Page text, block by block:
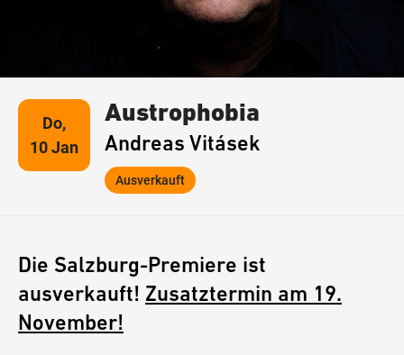
Do,
10 Jan
Austrophobia
Andreas Vitásek
Ausverkauft
Die Salzburg-Premiere ist
ausverkauft! Zusatztermin am 19.
November!